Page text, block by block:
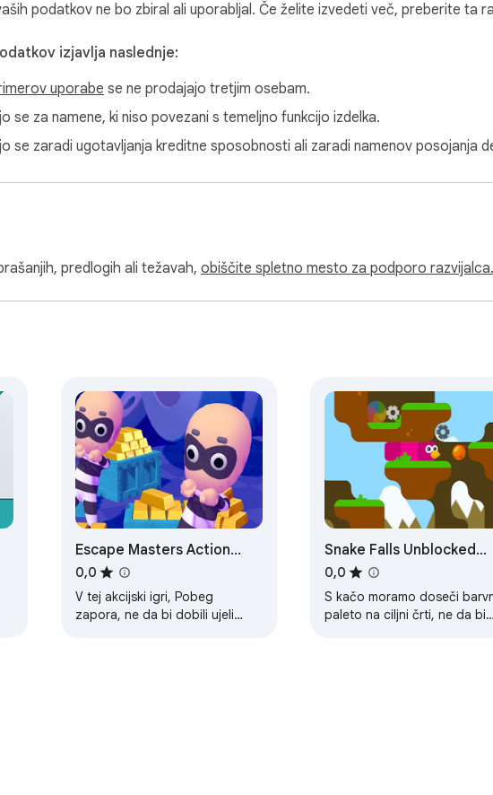
podatkov ne bo zbiral ali uporabljal. Če želite izvedeti več, preberite ta
izjavlja naslednje:
uporabe se ne prodajajo tretjim osebam.
se za namene, ki niso povezani s temeljno funkcijo izdelka.
se zaradi ugotavljanja kreditne sposobnosti ali zaradi namenov posojanja
predlogih ali težavah, obiščite spletno mesto za podporo razvijalca.
Escape Masters Action
Game Online
0,0
V tej akcijski igri, Pobeg
zapora, ne da bi dobili ujeli
Snake Falls Unblocked
Game
0,0
S kačo moramo doseči
paleto na ciljni črti, ne da bi